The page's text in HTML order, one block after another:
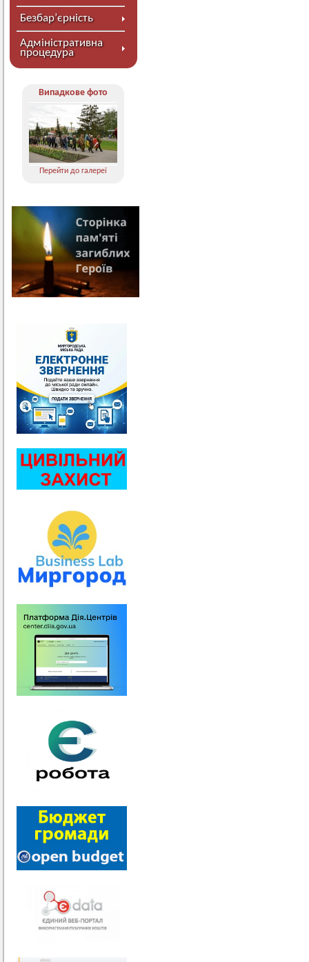
Безбар’єрність
Адміністративна
процедура
Випадкове фото
Перейти до галереї